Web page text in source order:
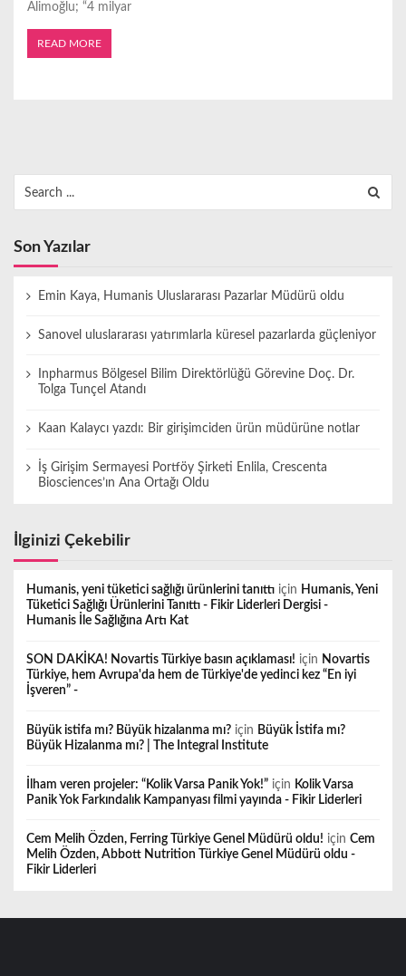
Alimoğlu; “4 milyar
READ MORE
for:
Son Yazılar
Emin Kaya, Humanis Uluslararası Pazarlar Müdürü oldu
Sanovel uluslararası yatırımlarla küresel pazarlarda güçleniyor
Inpharmus Bölgesel Bilim Direktörlüğü Görevine Doç. Dr.
Tolga Tunçel Atandı
Kaan Kalaycı yazdı: Bir girişimciden ürün müdürüne notlar
İş Girişim Sermayesi Portföy Şirketi Enlila, Crescenta
Biosciences’ın Ana Ortağı Oldu
İlginizi Çekebilir
Humanis, yeni tüketici sağlığı ürünlerini tanıttı için Humanis, Yeni
Tüketici Sağlığı Ürünlerini Tanıttı - Fikir Liderleri Dergisi -
Humanis İle Sağlığına Artı Kat
SON DAKİKA! Novartis Türkiye basın açıklaması! için Novartis
Türkiye, hem Avrupa'da hem de Türkiye'de yedinci kez “En iyi
İşveren” -
Büyük istifa mı? Büyük hizalanma mı? için Büyük İstifa mı?
Büyük Hizalanma mı? | The Integral Institute
İlham veren projeler: “Kolik Varsa Panik Yok!” için Kolik Varsa
Panik Yok Farkındalık Kampanyası filmi yayında - Fikir Liderleri
Cem Melih Özden, Ferring Türkiye Genel Müdürü oldu! için Cem
Melih Özden, Abbott Nutrition Türkiye Genel Müdürü oldu -
Fikir Liderleri